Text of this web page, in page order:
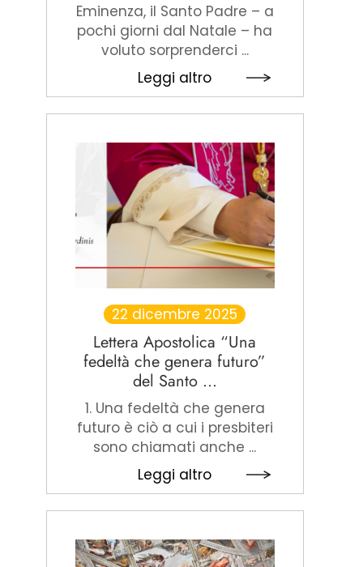
Eminenza, il Santo Padre – a
pochi giorni dal Natale – ha
voluto sorprenderci ...
Leggi altro
22 dicembre 2025
Lettera Apostolica “Una
fedeltà che genera futuro”
del Santo ...
1. Una fedeltà che genera
futuro è ciò a cui i presbiteri
sono chiamati anche ...
Leggi altro